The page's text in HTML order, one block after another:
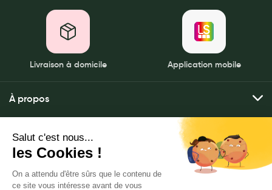
Livraison à domicile Application mobile
À propos
Qui sommes-nous ?
Nos pharmacies
Mentions légales
Politique de gestion des données personnelles
Mes services
Envoyer mes ordonnances
Commander mes produits
LeaderSanté, 82 bis rue Thiers